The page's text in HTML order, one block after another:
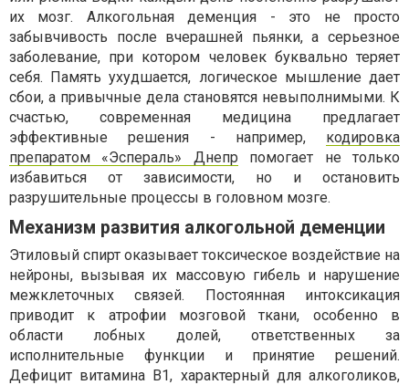
их мозг. Алкогольная деменция - это не просто
забывчивость после вчерашней пьянки, а серьезное
заболевание, при котором человек буквально теряет
себя. Память ухудшается, логическое мышление дает
сбои, а привычные дела становятся невыполнимыми. К
счастью, современная медицина предлагает
эффективные решения - например, кодировка
препаратом «Эспераль» Днепр помогает не только
избавиться от зависимости, но и остановить
разрушительные процессы в головном мозге.
Механизм развития алкогольной деменции
Этиловый спирт оказывает токсическое воздействие на
нейроны, вызывая их массовую гибель и нарушение
межклеточных связей. Постоянная интоксикация
приводит к атрофии мозговой ткани, особенно в
области лобных долей, ответственных за
исполнительные функции и принятие решений.
Дефицит витамина В1, характерный для алкоголиков,